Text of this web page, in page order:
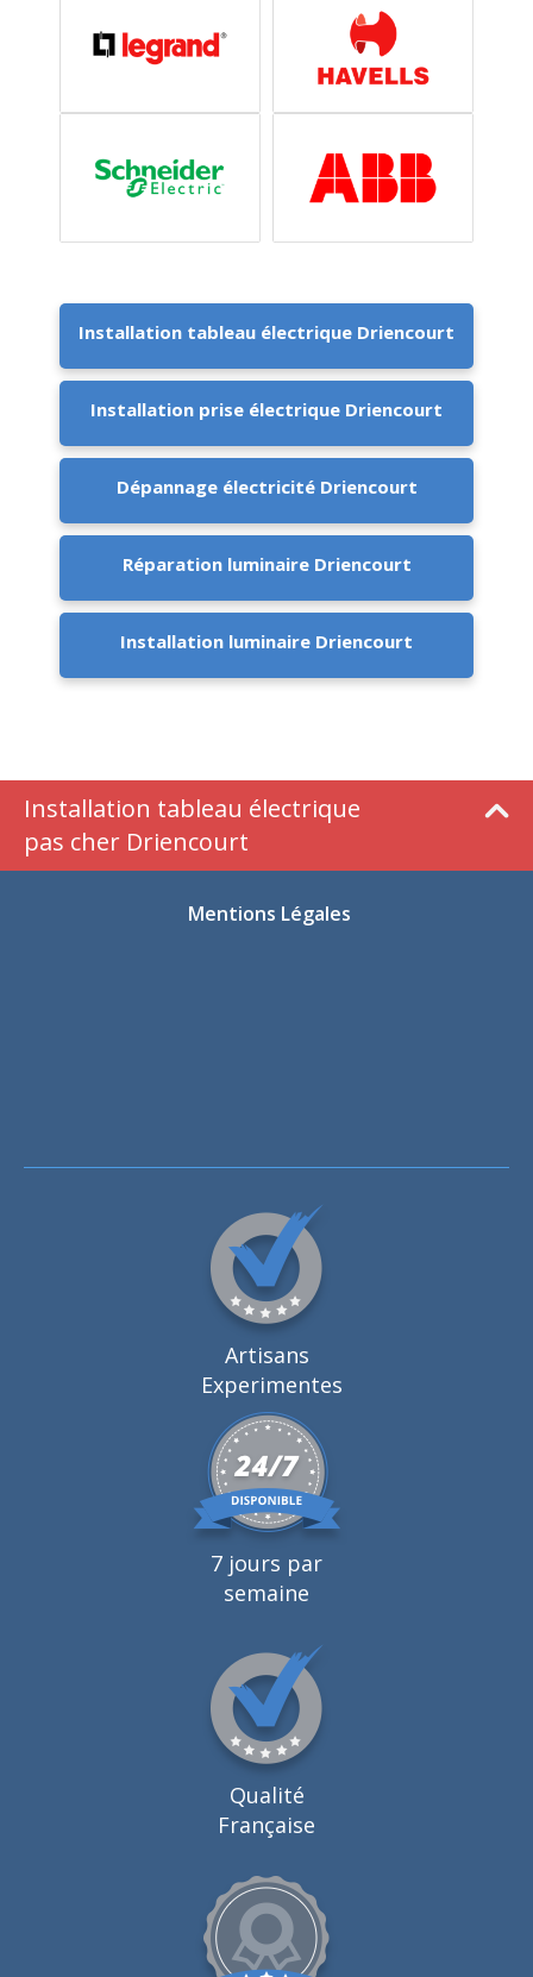
Installation tableau électrique Driencourt
Installation prise électrique Driencourt
Dépannage électricité Driencourt
Réparation luminaire Driencourt
Installation luminaire Driencourt
Installation tableau électrique
pas cher Driencourt
Mentions Légales
Artisans
Experimentes
7 jours par
semaine
Qualité
Française